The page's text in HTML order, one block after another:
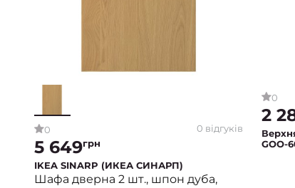
0 0 відгуків
5 649грн
IKEA SINARP (ИКЕА СИНАРП)
Шафа дверна 2 шт., шпон дуба,
0
2
GOO-